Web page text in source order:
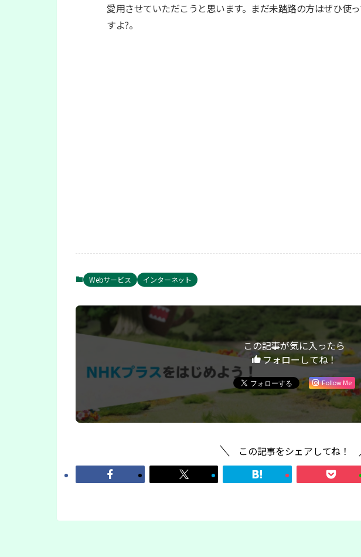
愛用させていただこうと思います。まだ未踏路の方はぜひ使
すよ?。
Webサービス インターネット
この記事が気に入ったら
フォローしてね！
Follow Me
この記事をシェアしてね！